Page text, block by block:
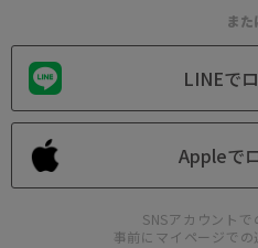
また
LINEで
Appleで
SNSアカウントで
事前にマイページで